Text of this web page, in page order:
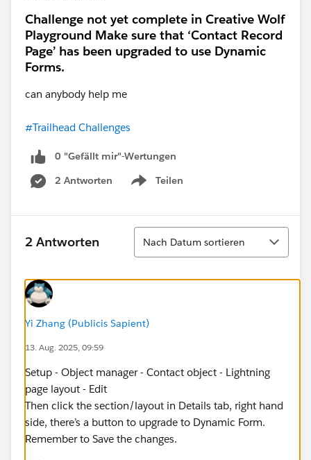
Challenge not yet complete in Creative Wolf
Playground Make sure that ‘Contact Record
Page’ has been upgraded to use Dynamic
Forms.
can anybody help me
#Trailhead Challenges
0 "Gefällt mir"-Wertungen
2 Antworten
Teilen
Show menu
2 Antworten
Sortieren
Nach Datum sortieren
Yi Zhang (Publicis Sapient)
13. Aug. 2025, 09:59
Setup - Object manager - Contact object - Lightning
page layout - Edit
Then click the section/layout in Details tab, right hand
side, there’s a button to upgrade to Dynamic Form.
Remember to Save the changes.